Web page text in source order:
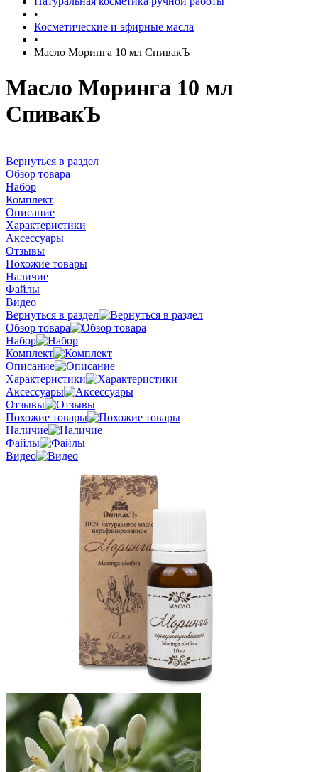
•
Косметические и эфирные масла
•
Масло Моринга 10 мл СпивакЪ
Масло Моринга 10 мл
СпивакЪ
Вернуться в раздел
Обзор товара
Набор
Комплект
Описание
Характеристики
Аксессуары
Отзывы
Похожие товары
Наличие
Файлы
Видео
Вернуться в раздел
Обзор товара
Набор
Комплект
Описание
Характеристики
Аксессуары
Отзывы
Похожие товары
Наличие
Файлы
Видео